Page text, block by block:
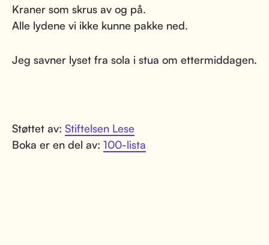
Kraner som skrus av og på.
Alle lydene vi ikke kunne pakke ned.
Jeg savner lyset fra sola i stua om ettermiddagen.
Støttet av: Stiftelsen Lese
Boka er en del av: 100-lista